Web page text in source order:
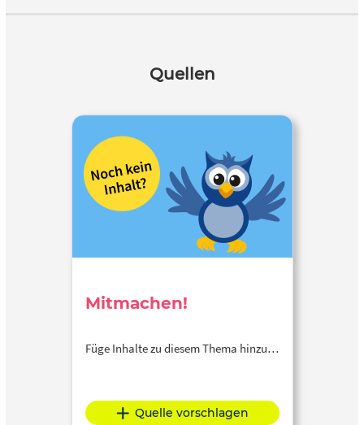
Quellen
Mitmachen!
Füge Inhalte zu diesem Thema hinzu…
Quelle vorschlagen